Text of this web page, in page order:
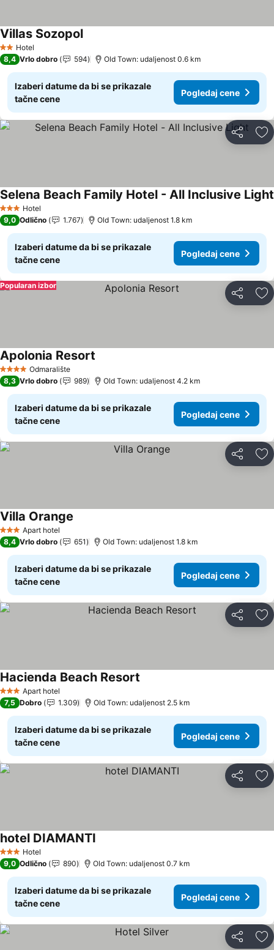
2 Zvezdice
Hotel
Villas Sozopol
8,4 Vrlo dobro 594 Old Town: udaljenost 0.6 km
Izaberi datume da bi se prikazale
tačne cene
Pogledaj cene
Deli
3 Zvezdice
Hotel
Selena Beach Family Hotel - All Inclusive Light
9,0 Odlično 1.767 Old Town: udaljenost 1.8 km
Izaberi datume da bi se prikazale
tačne cene
Pogledaj cene
Deli
Popularan izbor
4 ZvezdiceOdmaralište
Apolonia Resort
8,3 Vrlo dobro 989 Old Town: udaljenost 4.2 km
Izaberi datume da bi se prikazale
tačne cene
Pogledaj cene
Deli
3 ZvezdiceApart hotel
Villa Orange
8,4 Vrlo dobro 651 Old Town: udaljenost 1.8 km
Izaberi datume da bi se prikazale
tačne cene
Pogledaj cene
Deli
3 ZvezdiceApart hotel
Hacienda Beach Resort
7,5 Dobro 1.309 Old Town: udaljenost 2.5 km
Izaberi datume da bi se prikazale
tačne cene
Pogledaj cene
Deli
3 Zvezdice
Hotel
hotel DIAMANTI
9,0 Odlično 890 Old Town: udaljenost 0.7 km
Izaberi datume da bi se prikazale
tačne cene
Pogledaj cene
Deli